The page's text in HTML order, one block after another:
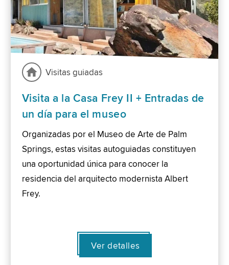
Visitas guiadas
Visita a la Casa Frey II + Entradas de
un día para el museo
Organizadas por el Museo de Arte de Palm
Springs, estas visitas autoguiadas constituyen
una oportunidad única para conocer la
residencia del arquitecto modernista Albert
Frey.
Ver detalles